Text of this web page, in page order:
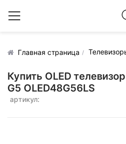
Главная страница
Купить OLED
G5 OLED48G56LS
артикул: